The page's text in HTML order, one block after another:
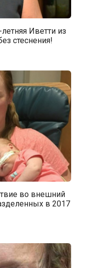
Иветти из
стеснения!
во внешний
в 2017